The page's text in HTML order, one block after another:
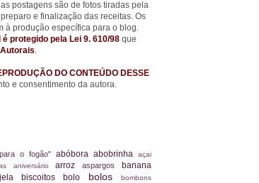
postagens são de fotos tiradas pela
e finalização das receitas. Os
à produção específica para o blog.
protegido pela Lei 9. 610/98 que
.
DO CONTEÚDO DESSE
e consentimento da autora.
o fogão" abóbora abobrinhaaçai
aniversárioarrozaspargos banana
biscoitos bolo bolosbombons